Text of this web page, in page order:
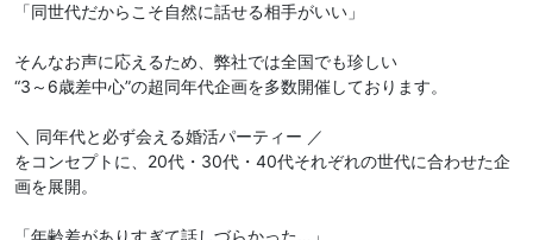
「同世代だからこそ自然に話せる相手がいい」
そんなお声に応えるため、弊社では全国でも珍しい
“3～6歳差中心”の超同年代企画を多数開催しております。
＼ 同年代と必ず会える婚活パーティー ／
をコンセプトに、20代・30代・40代それぞれの世代に合わせた企
画を展開。